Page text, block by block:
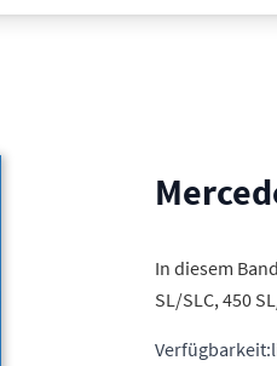
In diesem
SL/SLC, 450
Verfügbarkeit: